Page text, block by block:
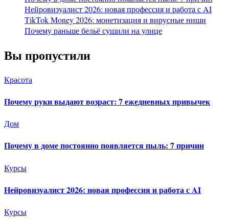
Нейровизуалист 2026: новая профессия и работа с AI
TikTok Money 2026: монетизация и вирусные ниши
Почему раньше бельё сушили на улице
Вы пропустили
Красота
Почему руки выдают возраст: 7 ежедневных привычек
Дом
Почему в доме постоянно появляется пыль: 7 причин
Курсы
Нейровизуалист 2026: новая профессия и работа с AI
Курсы